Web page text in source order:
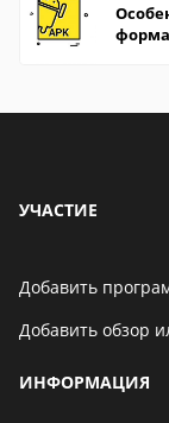
УЧАСТИЕ
Добавить
Добавить обзор
ИНФОРМАЦИЯ